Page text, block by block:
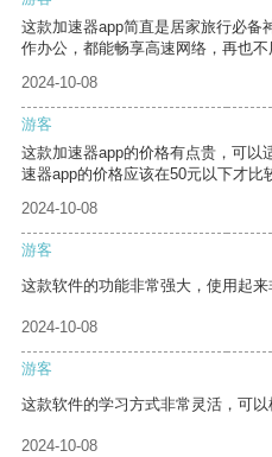
这款加速器app简直是居家旅行必备
作办公，都能畅享高速网络，再也不
2024-10-08
游客
这款加速器app的价格有点贵，可以
速器app的价格应该在50元以下才比
2024-10-08
游客
这款软件的功能非常强大，使用起来
2024-10-08
游客
这款软件的学习方式非常灵活，可以
2024-10-08